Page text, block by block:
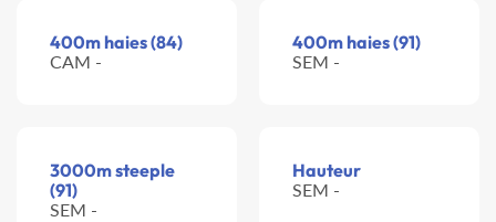
400m haies (84)
CAM -
400m haies (91)
SEM -
3000m steeple
(91)
SEM -
Hauteur
SEM -